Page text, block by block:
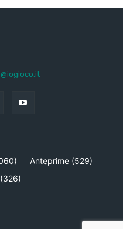
Anteprime (529)
(326)